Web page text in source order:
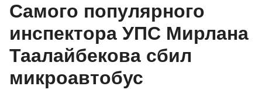
Самого популярного
инспектора УПС Мирлана
Таалайбекова сбил
микроавтобус